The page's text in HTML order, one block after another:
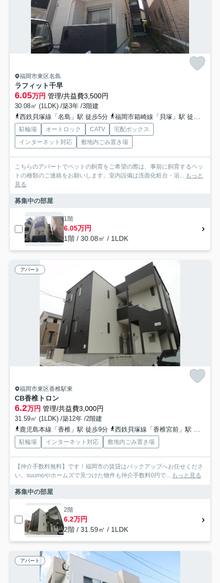
福岡市東区名島
ラフィット千早
6.05万円 管理/共益費3,500円
30.08㎡ (1LDK) /築3年 /3階建
西鉄貝塚線「名島」駅 徒歩5分
福岡市箱崎線「貝塚」駅 徒歩20分
駐輪場 オートロック CATV
宅配ボックス
インターネット対応
敷地内ごみ置き場
こちらのアパートでペットの飼育をご希望の際は、事前に飼育するペッ
トの種類のご連絡をお願いします。室内設備は洗面化粧台・浴... もっと
見る
募集中の部屋
1階
6.05万円
1階 / 30.08㎡ / 1LDK
アパート
福岡市東区香椎駅東
CB香椎トロン
6.2万円 管理/共益費3,000円
31.59㎡ (1LDK) /築12年 /2階建
鹿児島本線「香椎」駅 徒歩9分
西鉄貝塚線「香椎宮前」駅 徒歩17分
駐輪場 インターネット対応 敷地内ごみ置き場
【仲介手数料無料】です！福岡市の賃貸はバックアップへお任せくださ
い。suumoやホームズで見つけた物件も仲介手数料0円で...
もっと見る
募集中の部屋
2階
6.2万円
2階 / 31.59㎡ / 1LDK
アパート